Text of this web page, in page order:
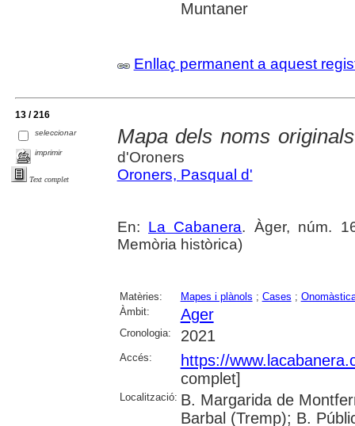
Muntaner
Enllaç permanent a aquest
13 / 216
seleccionar
imprimir
Text complet
Mapa dels noms
d'Oroners
Oroners, Pasqual d'
En: La Cabanera. Àger, núm.
Memòria històrica)
Matèries: Mapes i plànols ; Cases ;
Àmbit:
Ager
Cronologia: 2021
Accés:
https://
complet]
Localització: B. Margarida de
Barbal (Tremp); B.